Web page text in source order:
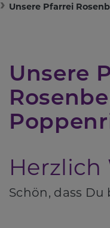
Unsere Pfarrei
Unsere
Herzlich
Schön, dass Du